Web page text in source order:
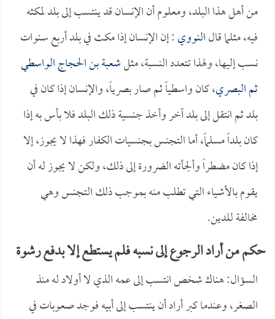
من أهل هذا البلد، ومعلوم أن الإنسان قد ينتسب إلى بلد لمكثه
فيه، مثلما قالالنووي: إن الإنسان إذا مكث في بلد أربع سنوات
نسب إليها، ولهذا تتعدد النسبة، مثلشعبة بن الحجاج الواسطي
ثم البصري، كان واسطياً ثم صار بصرياً، والإنسان إذا كان في
بلد ثم انتقل إلى بلد آخر وأخذ جنسية ذلك البلد فلا بأس به إذا
كان بلداً مسلماً، أما التجنس بجنسيات الكفار فهذا لا يجوز، إلا
إذا كان مضطراً وألجأته الضرورة إلى ذلك، ولكن لا يجوز له أن
يقوم بالأشياء التي تطلب منه بموجب ذلك التجنس وهي
مخالفة للدين.
حكم من أراد الرجوع إلى نسبه فلم يستطع إلا بدفع رشوة
السؤال: هناك شخص انتسب إلى عمه الذي لا أولاد له منذ
الصغر، وعندما كبر أراد أن ينتسب إلى أبيه فوجد صعوبات في